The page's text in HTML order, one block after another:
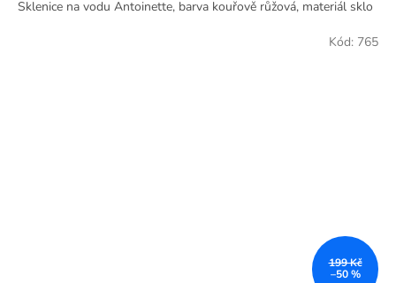
Sklenice na vodu Antoinette, barva kouřově růžová, materiál sklo
199 Kč
–50 %
Kód: 765